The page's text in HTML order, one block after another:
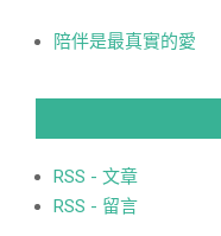
陪伴是最真實的愛
RSS - 文章
RSS - 留言